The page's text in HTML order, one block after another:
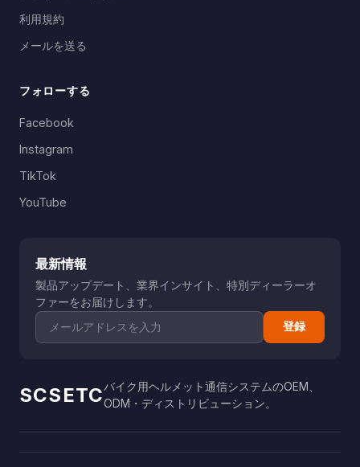
利用規約
メールを送る
フォローする
Facebook
Instagram
TikTok
YouTube
最新情報
製品アップデート、業界インサイト、特別ディーラーオ
ファーをお届けします。
登録
SCSETCバイク用ヘルメット通信システムのOEM、
ODM・ディストリビューション。